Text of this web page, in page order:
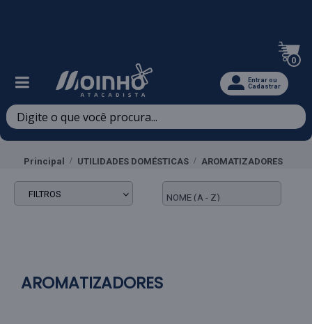
0
Entrar ou
Cadastrar
Principal UTILIDADES DOMÉSTICAS AROMATIZADORES
FILTROS
AROMATIZADORES